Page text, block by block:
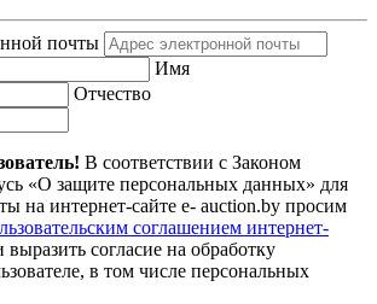
почты
Имя
Отчество
В соответствии с Законом
«О защите персональных данных» для
на интернет-сайте e- auction.by просим
соглашением интернет-
выразить согласие на обработку
в том числе персональных